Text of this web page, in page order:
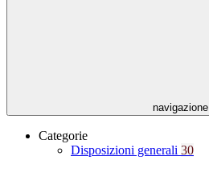
navigazione
Categorie
Disposizioni generali 30